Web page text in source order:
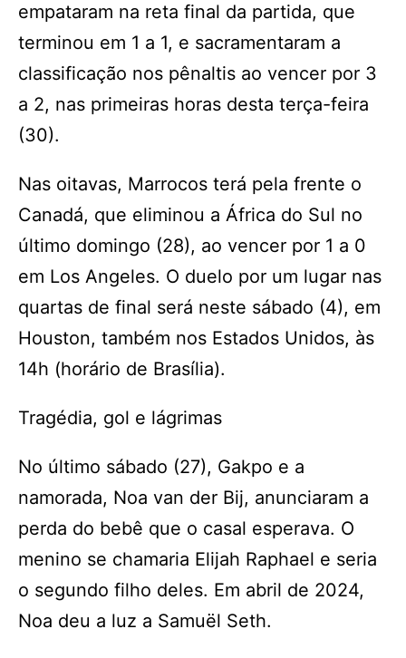
empataram na reta final da partida, que
terminou em 1 a 1, e sacramentaram a
classificação nos pênaltis ao vencer por 3
a 2, nas primeiras horas desta terça-feira
(30).
Nas oitavas, Marrocos terá pela frente o
Canadá, que eliminou a África do Sul no
último domingo (28), ao vencer por 1 a 0
em Los Angeles. O duelo por um lugar nas
quartas de final será neste sábado (4), em
Houston, também nos Estados Unidos, às
14h (horário de Brasília).
Tragédia, gol e lágrimas
No último sábado (27), Gakpo e a
namorada, Noa van der Bij, anunciaram a
perda do bebê que o casal esperava. O
menino se chamaria Elijah Raphael e seria
o segundo filho deles. Em abril de 2024,
Noa deu a luz a Samuël Seth.